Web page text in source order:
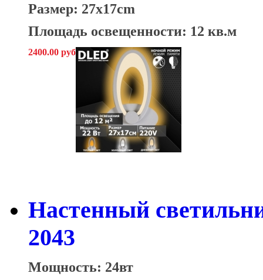
Размер: 27x17cm
Площадь освещенности: 12 кв.м
2400.00 руб
Настенный
2043
Мощность: 24вт